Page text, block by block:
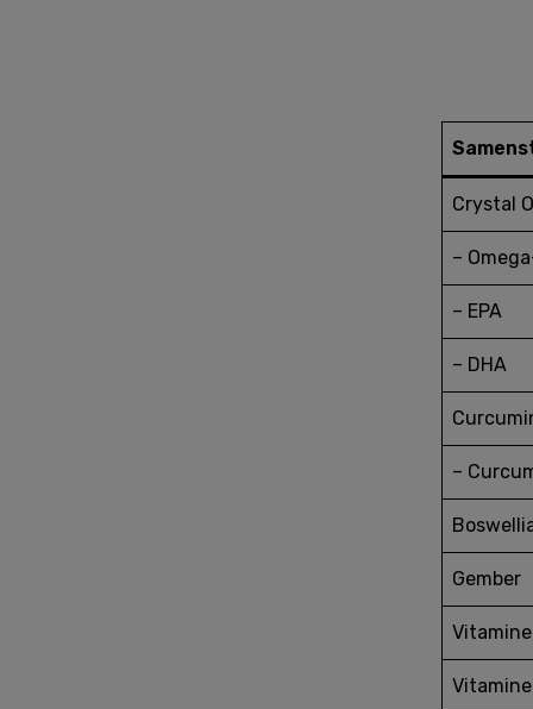
Crystal
–
– EPA
– DHA
–
Gember
Vitamine
Vitamine